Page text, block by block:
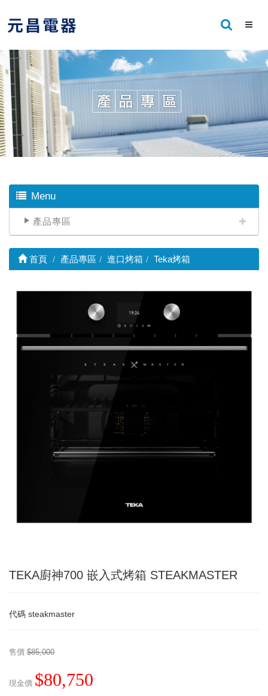
Menu
產品專區
首頁 產品專區 進口烤箱 Teka烤箱
TEKA廚神700 嵌入式烤箱 STEAKMASTER
代碼 steakmaster
售價 $85,000
現金價 $80,750